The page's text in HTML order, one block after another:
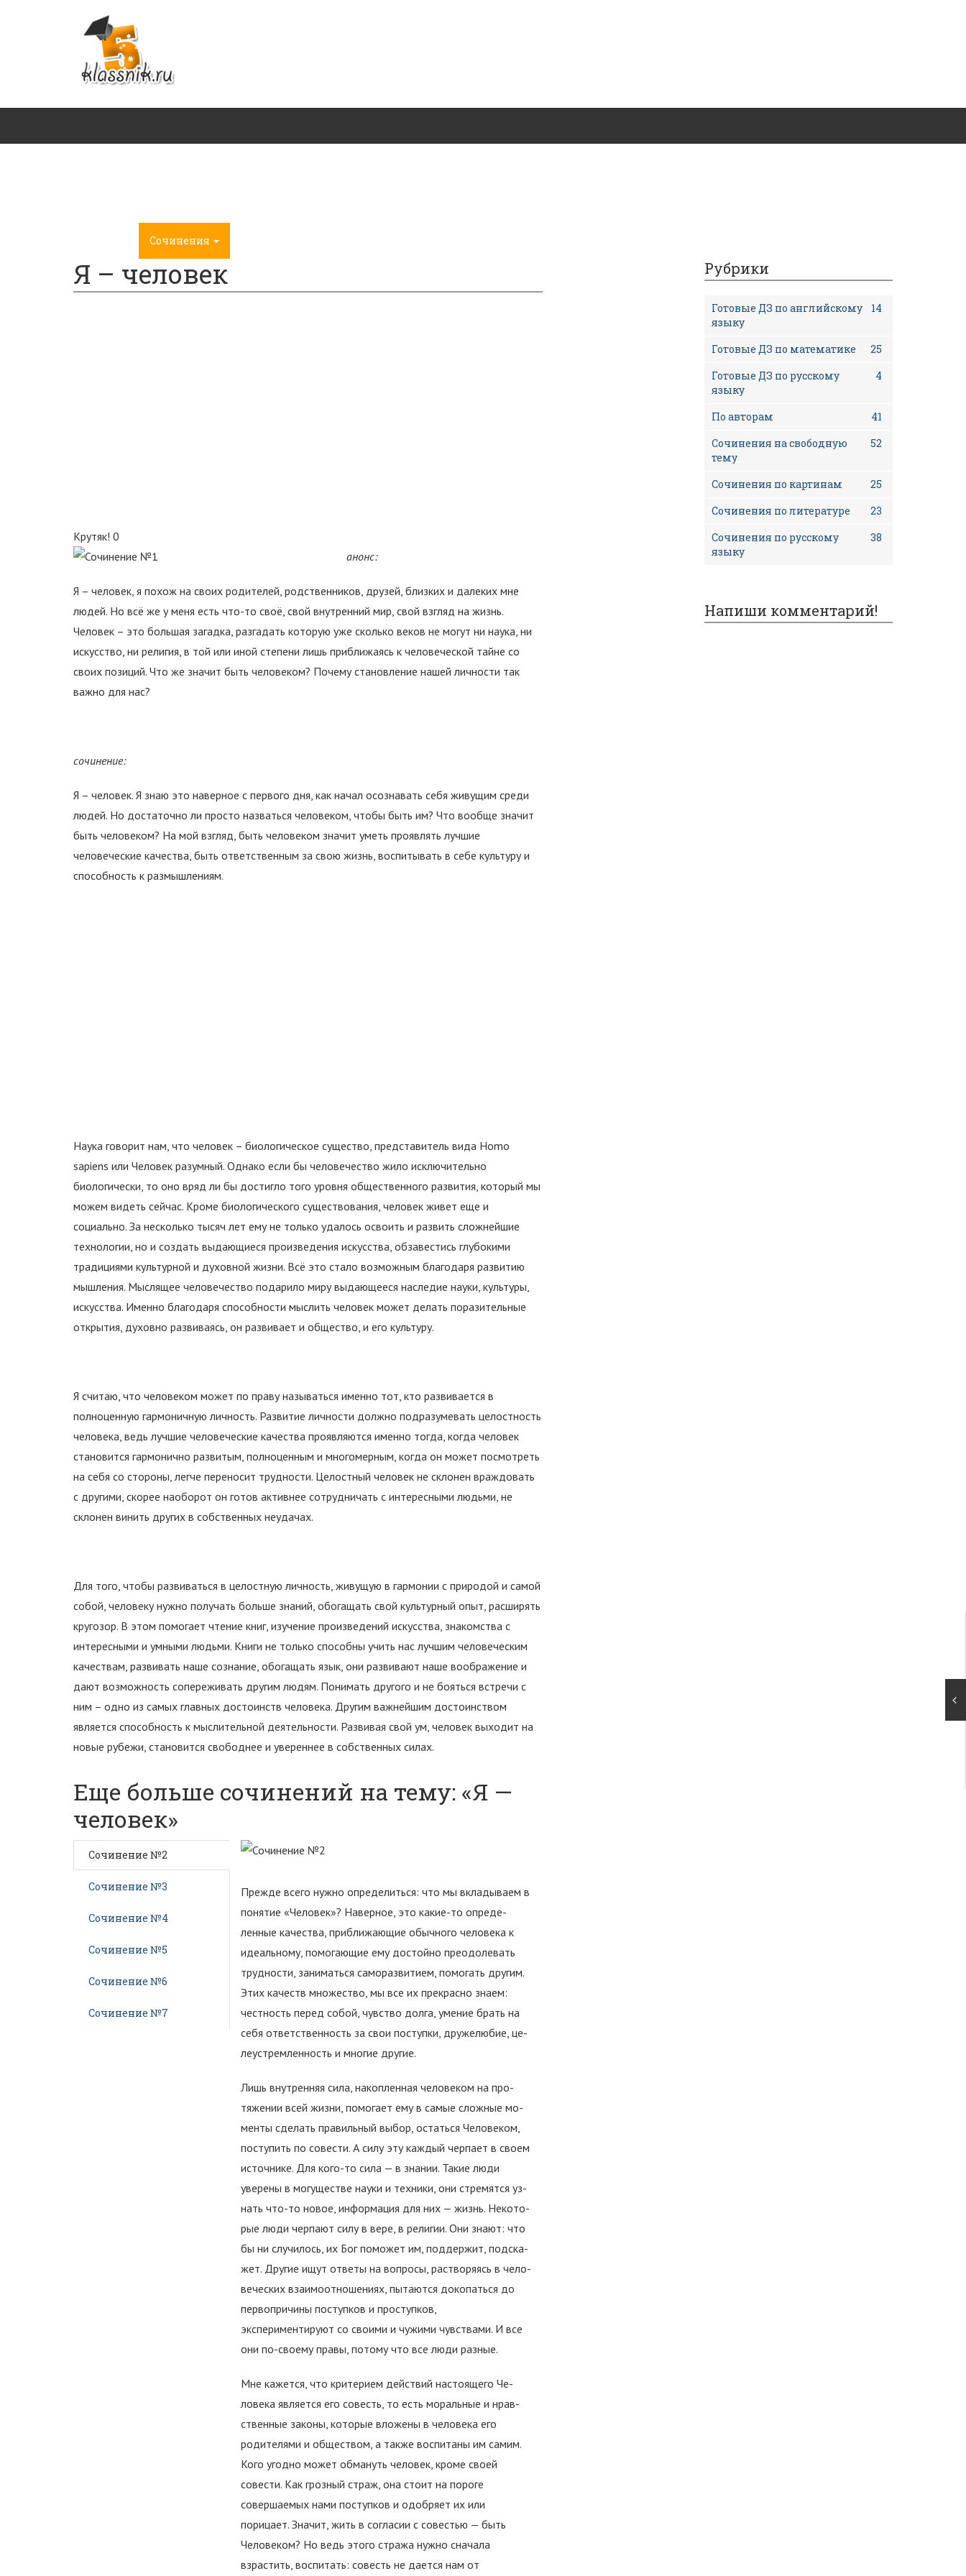
Сочинения
Я – человек
Крутяк! 0
анонс:
Я – человек, я похож на своих родителей, родственников, друзей, близких и далеких мне
людей. Но всё же у меня есть что-то своё, свой внутренний мир, свой взгляд на жизнь.
Человек – это большая загадка, разгадать которую уже сколько веков не могут ни наука, ни
искусство, ни религия, в той или иной степени лишь приближаясь к человеческой тайне со
своих позиций. Что же значит быть человеком? Почему становление нашей личности так
важно для нас?
сочинение:
Я – человек. Я знаю это наверное с первого дня, как начал осознавать себя живущим среди
людей. Но достаточно ли просто назваться человеком, чтобы быть им? Что вообще значит
быть человеком? На мой взгляд, быть человеком значит уметь проявлять лучшие
человеческие качества, быть ответственным за свою жизнь, воспитывать в себе культуру и
способность к размышлениям.
Наука говорит нам, что человек – биологическое существо, представитель вида Homo
sapiens или Человек разумный. Однако если бы человечество жило исключительно
биологически, то оно вряд ли бы достигло того уровня общественного развития, который мы
можем видеть сейчас. Кроме биологического существования, человек живет еще и
социально. За несколько тысяч лет ему не только удалось освоить и развить сложнейшие
технологии, но и создать выдающиеся произведения искусства, обзавестись глубокими
традициями культурной и духовной жизни. Всё это стало возможным благодаря развитию
мышления. Мыслящее человечество подарило миру выдающееся наследие науки, культуры,
искусства. Именно благодаря способности мыслить человек может делать поразительные
открытия, духовно развиваясь, он развивает и общество, и его культуру.
Я считаю, что человеком может по праву называться именно тот, кто развивается в
полноценную гармоничную личность. Развитие личности должно подразумевать целостность
человека, ведь лучшие человеческие качества проявляются именно тогда, когда человек
становится гармонично развитым, полноценным и многомерным, когда он может посмотреть
на себя со стороны, легче переносит трудности. Целостный человек не склонен враждовать
с другими, скорее наоборот он готов активнее сотрудничать с интересными людьми, не
склонен винить других в собственных неудачах.
Для того, чтобы развиваться в целостную личность, живущую в гармонии с природой и самой
собой, человеку нужно получать больше знаний, обогащать свой культурный опыт, расширять
кругозор. В этом помогает чтение книг, изучение произведений искусства, знакомства с
интересными и умными людьми. Книги не только способны учить нас лучшим человеческим
качествам, развивать наше сознание, обогащать язык, они развивают наше воображение и
дают возможность сопереживать другим людям. Понимать другого и не бояться встречи с
ним – одно из самых главных достоинств человека. Другим важнейшим достоинством
является способность к мыслительной деятельности. Развивая свой ум, человек выходит на
новые рубежи, становится свободнее и увереннее в собственных силах.
Еще больше сочинений на тему: «Я —
человек»
Сочинение №2
Сочинение №3
Сочинение №4
Сочинение №5
Сочинение №6
Сочинение №7
Прежде всего нужно определиться: что мы вкладыва­ем в
понятие «Человек»? Наверное, это какие-то опреде­
ленные качества, приближающие обычного человека к
иде­альному, помогающие ему достойно преодолевать
трудно­сти, заниматься саморазвитием, помогать другим.
Этих качеств множество, мы все их прекрасно знаем:
честность перед собой, чувство долга, умение брать на
себя ответственность за свои поступки, дружелюбие, це­
леустремленность и многие другие.
Лишь внутренняя сила, накопленная человеком на про­
тяжении всей жизни, помогает ему в самые сложные мо­
менты сделать правильный выбор, остаться Человеком,
по­ступить по совести. А силу эту каждый черпает в своем
источнике. Для кого-то сила — в знании. Такие люди
уверены в могуществе науки и техники, они стремятся уз­
нать что-то новое, информация для них — жизнь. Некото­
рые люди черпают силу в вере, в религии. Они знают: что
бы ни случилось, их Бог поможет им, поддержит, подска­
жет. Другие ищут ответы на вопросы, растворяясь в чело­
веческих взаимоотношениях, пытаются докопаться до
пер­вопричины поступков и проступков,
экспериментируют со своими и чужими чувствами. И все
они по-своему пра­вы, потому что все люди разные.
Мне кажется, что критерием действий настоящего Че­
ловека является его совесть, то есть моральные и нрав­
ственные законы, которые вложены в человека его
родите­лями и обществом, а также воспитаны им самим.
Кого угодно может обмануть человек, кроме своей
совести. Как грозный страж, она стоит на пороге
совершаемых нами поступков и одобряет их или
порицает. Значит, жить в согласии с совестью — быть
Человеком? Но ведь этого стража нужно сначала
взрастить, воспитать: совесть не дается нам от
Рубрики
Готовые ДЗ по английскому
языку
14
Готовые ДЗ по математике
25
Готовые ДЗ по русскому
языку
4
По авторам
41
Сочинения на свободную
тему
52
Сочинения по картинам
25
Сочинения по литературе
23
Сочинения по русскому
языку
38
Напиши комментарий!